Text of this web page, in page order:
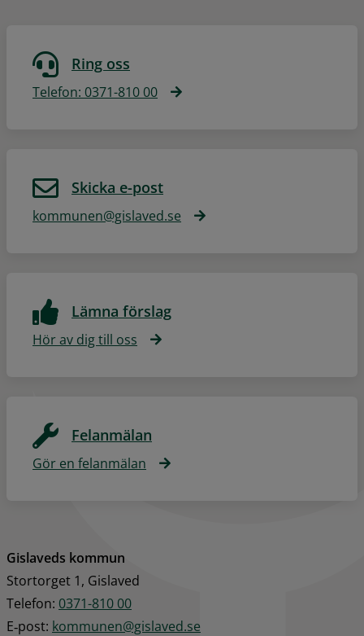
Ring oss
Telefon: 0371-810 00
Skicka e-post
kommunen@gislaved.se
Lämna förslag
Hör av dig till oss
Felanmälan
Gör en felanmälan
Gislaveds kommun
Stortorget 1, Gislaved
Telefon: 0371-810 00
E‑post: kommunen@gislaved.se